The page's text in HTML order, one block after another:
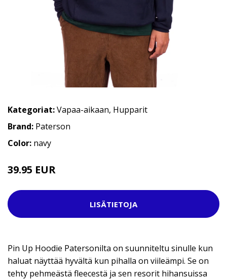
Kategoriat:Vapaa-aikaan, Hupparit
Brand: Paterson
Color: navy
39.95 EUR
LISÄTIETOJA
Pin Up Hoodie Patersonilta on suunniteltu sinulle kun
haluat näyttää hyvältä kun pihalla on viileämpi. Se on
tehty pehmeästä fleecestä ja sen resorit hihansuissa